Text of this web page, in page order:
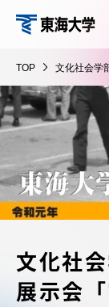
ツ
に
キ
ッ
プ
化
社
会
学
TOP 文化社会学
文化社
展示会
在学生・保
受験・入学案
教員・研究
大学の概要